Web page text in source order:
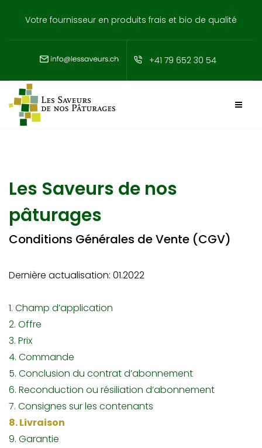
Votre fournisseur en produits frais et bio de qualité
+41 79 652 30 54
Les Saveurs de nos
pâturages
Conditions Générales de Vente (CGV)
Dernière actualisation: 01.2022
1. Champ d’application
2. Offre
3. Prix
4. Commande
5. Conclusion du contrat d’abonnement
6. Reconduction ou résiliation d’abonnement
7. Consignes sur les contenants
8. Livraison
9. Garantie